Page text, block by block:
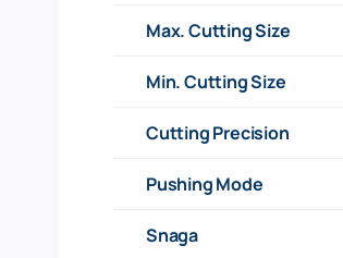
Max. Cutting Size
Min. Cutting Size
Cutting Precision
Pushing Mode
Snaga